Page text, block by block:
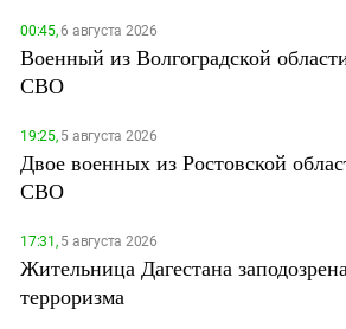
00:45,6 августа 2026
Военный из Волгоградской
СВО
19:25,5 августа 2026
Двое военных из Ростовской
СВО
17:31,5 августа 2026
Жительница Дагестана
терроризма